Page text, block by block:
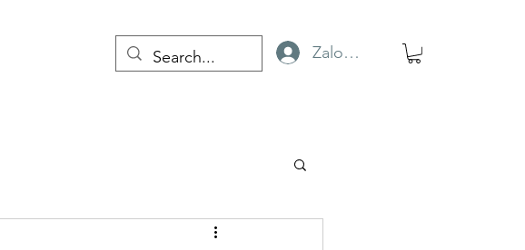
Zaloguj się